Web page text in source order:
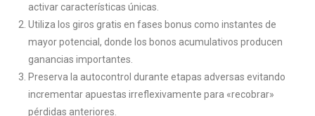
activar características únicas.
Utiliza los giros gratis en fases bonus como instantes de
mayor potencial, donde los bonos acumulativos producen
ganancias importantes.
Preserva la autocontrol durante etapas adversas evitando
incrementar apuestas irreflexivamente para «recobrar»
pérdidas anteriores.